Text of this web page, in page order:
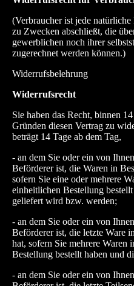
(Verbraucher ist jede
zu Zwecken abschließt, die
gewerblichen noch ihrer
zugerechnet werden können.)
Widerrufsbelehrung
Widerrufsrecht
Sie haben das Recht, binnen
Gründen diesen Vertrag zu
beträgt 14 Tage ab dem Tag,
- an dem Sie oder ein von
Beförderer ist, die Waren in
sofern Sie eine oder mehrere
einheitlichen Bestellung
geliefert wird bzw. werden;
- an dem Sie oder ein von
Beförderer ist, die letzte Ware
hat, sofern Sie mehrere Waren
Bestellung bestellt haben und
- an dem Sie oder ein von